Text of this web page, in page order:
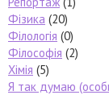
Фізика (20)
Філологія (0)
Філософія (2)
Хімія (5)
Я так думаю